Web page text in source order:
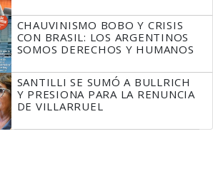
CHAUVINISMO BOBO Y CRISIS
CON BRASIL: LOS ARGENTINOS
SOMOS DERECHOS Y HUMANOS
SANTILLI SE SUMÓ A BULLRICH
Y PRESIONA PARA LA RENUNCIA
DE VILLARRUEL